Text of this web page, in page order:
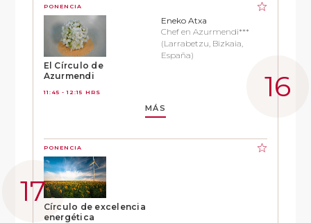
PONENCIA
El Círculo de
Azurmendi
11:45 - 12:15 HRS
Eneko Atxa
Chef en Azurmendi***
(Larrabetzu, Bizkaia,
España)
MÁS
PONENCIA
Círculo de excelencia
energética